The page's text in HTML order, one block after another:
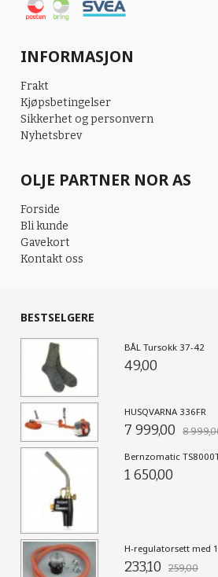
INFORMASJON
Frakt
Kjøpsbetingelser
Sikkerhet og personvern
Nyhetsbrev
OLJE PARTNER NOR AS
Forside
Bli kunde
Gavekort
Kontakt oss
BESTSELGERE
BÅL Tursokk 37-42
49,00
HUSQVARNA 336FR
7 999,00 8
Bernzomatic
1 650,00
H-regulatorsett med
233,10 259,00